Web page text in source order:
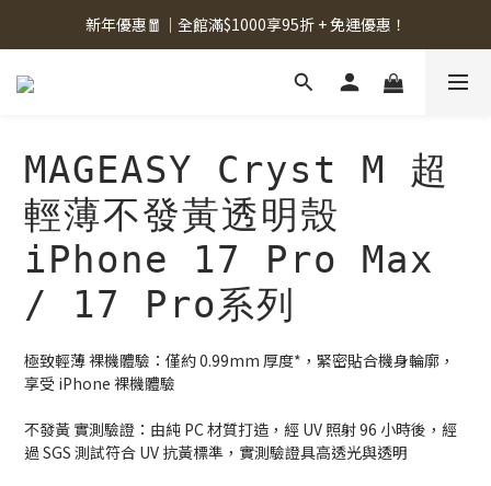
新年優惠🧧｜全館滿$1000享95折 + 免運優惠！
MAGEASY Cryst M 超
輕薄不發黃透明殼
iPhone 17 Pro Max
/ 17 Pro系列
極致輕薄 裸機體驗：僅約 0.99mm 厚度*，緊密貼合機身輪廓，
享受 iPhone 裸機體驗
不發黃 實測驗證：由純 PC 材質打造，經 UV 照射 96 小時後，經
過 SGS 測試符合 UV 抗黃標準，實測驗證具高透光與透明